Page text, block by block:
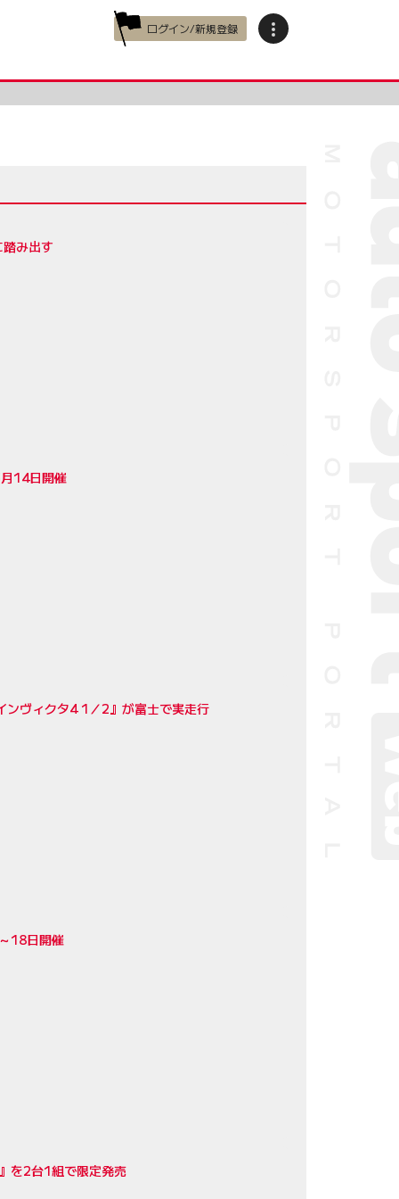
ログイン/新規登録
み出す
14日開催
ンヴィクタ4 1／2』が富士で実走行
18日開催
を2台1組で限定発売